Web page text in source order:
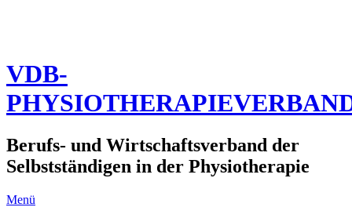
VDB-
Berufs- und Wirtschaftsverband der
Selbstständigen in der Physiotherapie
Menü